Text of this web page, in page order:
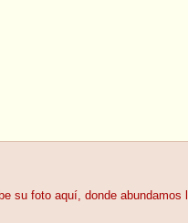
su foto aquí, donde